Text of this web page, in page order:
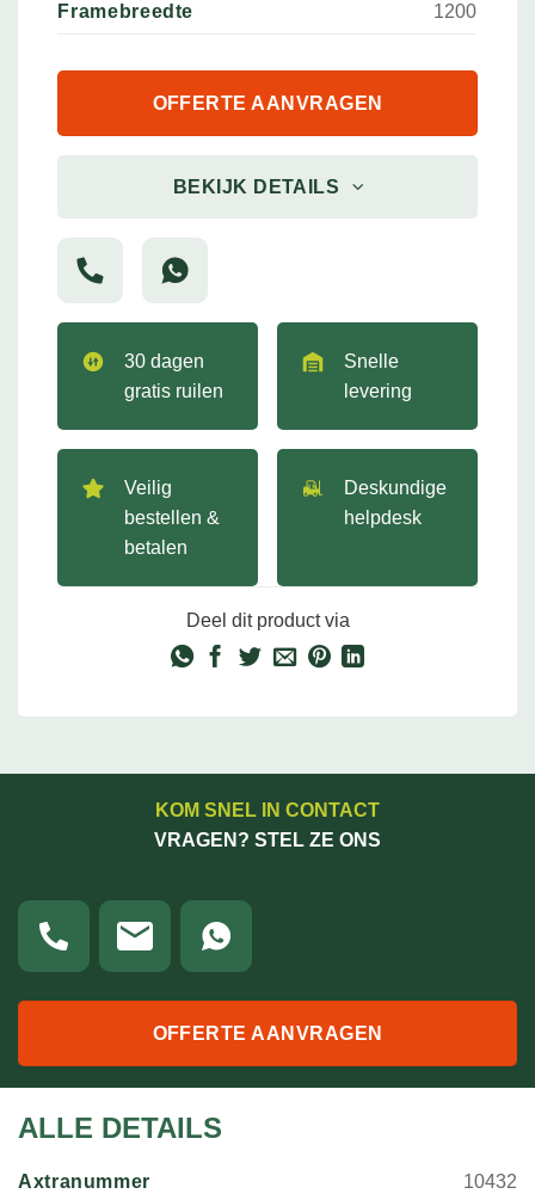
Framebreedte 1200
OFFERTE AANVRAGEN
BEKIJK DETAILS
30 dagen
gratis ruilen
Snelle
levering
Veilig
bestellen &
betalen
Deskundige
helpdesk
Deel dit product via
KOM SNEL IN CONTACT
VRAGEN? STEL ZE ONS
OFFERTE AANVRAGEN
ALLE DETAILS
Axtranummer 10432